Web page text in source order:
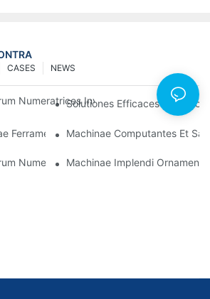
NEWS
CASES
Numeratrices Involucrantes Ad Eventus
Solutiones Efficaces Pro
Ferramentorum Optimae Ad Qualitatem
Machinae Computantes Et
Numerantes Impletoriae: Instrumentum
Machinae Implendi